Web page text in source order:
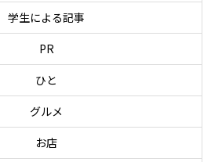
学生による記事
PR
ひと
グルメ
お店